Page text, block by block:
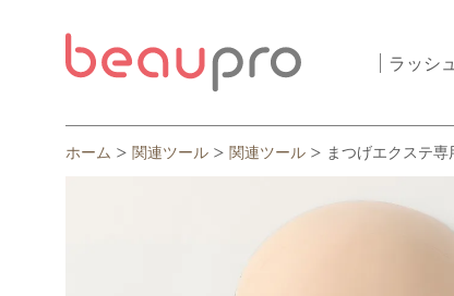
ラッシ
ホーム 関連ツール 関連ツール まつげエクステ